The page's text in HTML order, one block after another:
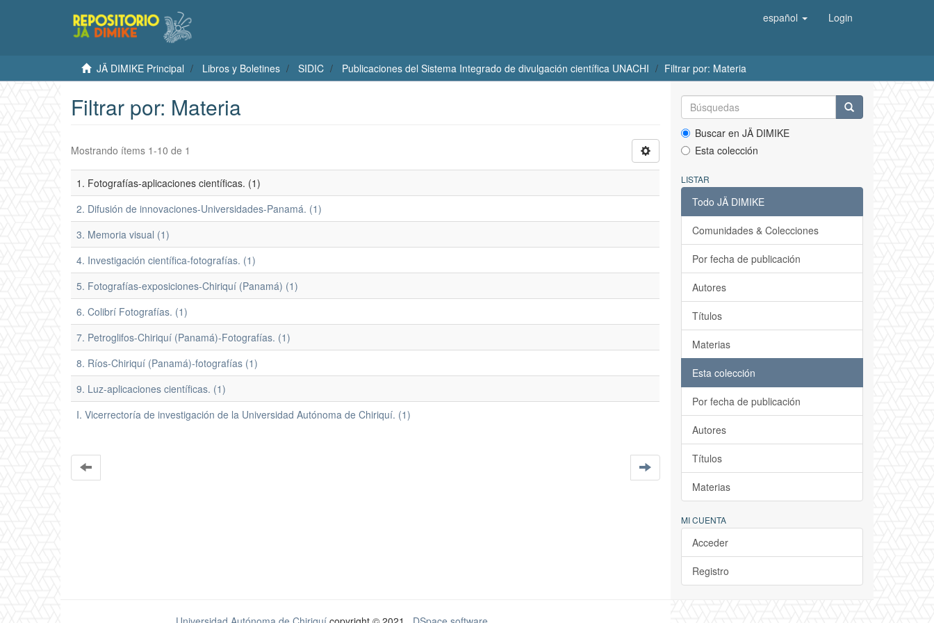
español Login
JÄ DIMIKE Principal Libros y Boletines SIDIC Publicaciones del Sistema Integrado de divulgación científica UNACHI Filtrar por: Materia
Filtrar por: Materia
Mostrando ítems 1-10 de 1
1. Fotografías-aplicaciones científicas. (1)
2. Difusión de innovaciones-Universidades-Panamá. (1)
3. Memoria visual (1)
4. Investigación científica-fotografías. (1)
5. Fotografías-exposiciones-Chiriquí (Panamá) (1)
6. Colibrí Fotografías. (1)
7. Petroglifos-Chiriquí (Panamá)-Fotografías. (1)
8. Ríos-Chiriquí (Panamá)-fotografías (1)
9. Luz-aplicaciones científicas. (1)
I. Vicerrectoría de investigación de la Universidad Autónoma de Chiriquí. (1)
Buscar en JÄ DIMIKE
Esta colección
LISTAR
Todo JÄ DIMIKE
Comunidades & Colecciones
Por fecha de publicación
Autores
Títulos
Materias
Esta colección
Por fecha de publicación
Autores
Títulos
Materias
MI CUENTA
Acceder
Registro